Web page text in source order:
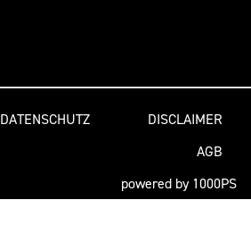
AGB
DATENSCHUTZ
DISCLAIMER
powered by 1000PS